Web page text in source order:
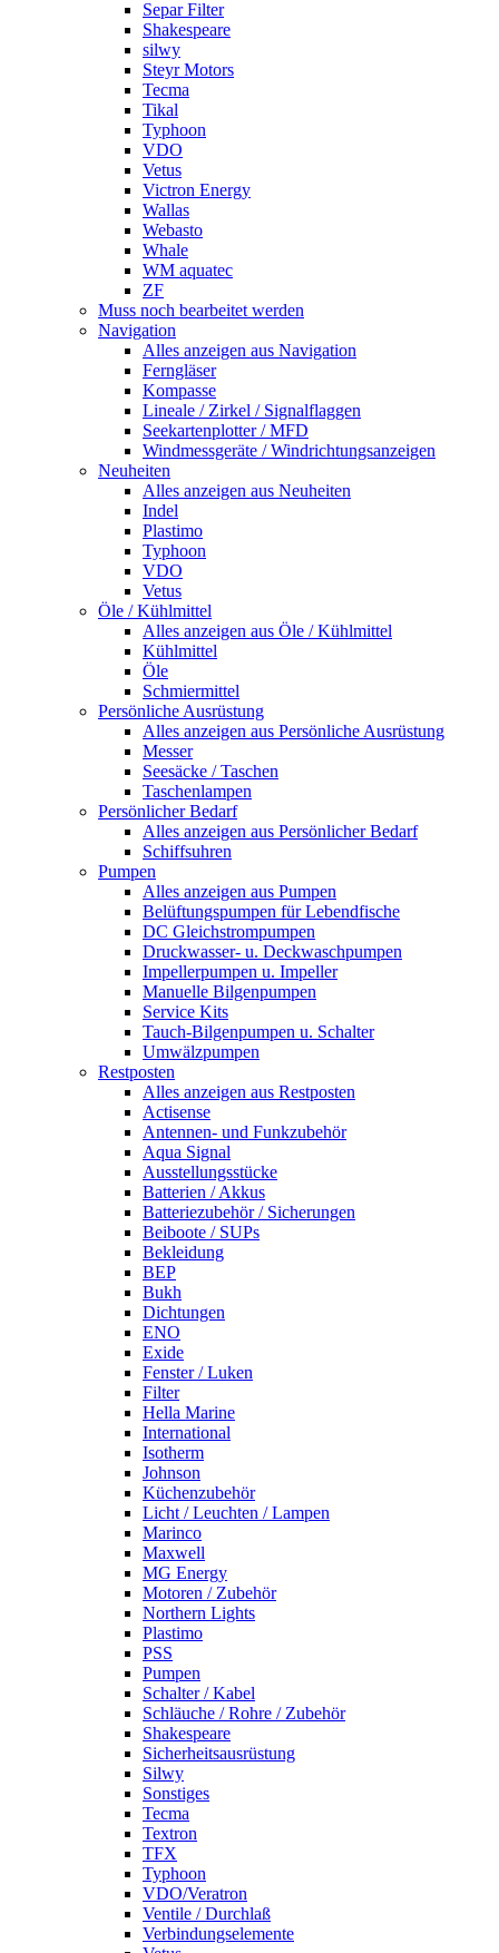
Separ Filter
Shakespeare
silwy
Steyr Motors
Tecma
Tikal
Typhoon
VDO
Vetus
Victron Energy
Wallas
Webasto
Whale
WM aquatec
ZF
Muss noch bearbeitet werden
Navigation
Alles anzeigen aus Navigation
Ferngläser
Kompasse
Lineale / Zirkel / Signalflaggen
Seekartenplotter / MFD
Windmessgeräte / Windrichtungsanzeigen
Neuheiten
Alles anzeigen aus Neuheiten
Indel
Plastimo
Typhoon
VDO
Vetus
Öle / Kühlmittel
Alles anzeigen aus Öle / Kühlmittel
Kühlmittel
Öle
Schmiermittel
Persönliche Ausrüstung
Alles anzeigen aus Persönliche Ausrüstung
Messer
Seesäcke / Taschen
Taschenlampen
Persönlicher Bedarf
Alles anzeigen aus Persönlicher Bedarf
Schiffsuhren
Pumpen
Alles anzeigen aus Pumpen
Belüftungspumpen für Lebendfische
DC Gleichstrompumpen
Druckwasser- u. Deckwaschpumpen
Impellerpumpen u. Impeller
Manuelle Bilgenpumpen
Service Kits
Tauch-Bilgenpumpen u. Schalter
Umwälzpumpen
Restposten
Alles anzeigen aus Restposten
Actisense
Antennen- und Funkzubehör
Aqua Signal
Ausstellungsstücke
Batterien / Akkus
Batteriezubehör / Sicherungen
Beiboote / SUPs
Bekleidung
BEP
Bukh
Dichtungen
ENO
Exide
Fenster / Luken
Filter
Hella Marine
International
Isotherm
Johnson
Küchenzubehör
Licht / Leuchten / Lampen
Marinco
Maxwell
MG Energy
Motoren / Zubehör
Northern Lights
Plastimo
PSS
Pumpen
Schalter / Kabel
Schläuche / Rohre / Zubehör
Shakespeare
Sicherheitsausrüstung
Silwy
Sonstiges
Tecma
Textron
TFX
Typhoon
VDO/Veratron
Ventile / Durchlaß
Verbindungselemente